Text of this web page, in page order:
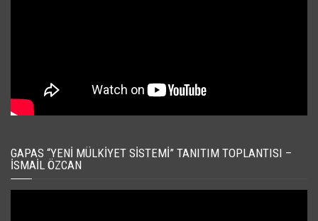
GAPAS “YENI MÜLKIYET SISTEMI” TANITIM TOPLANTISI –
İSMAIL ÖZCAN